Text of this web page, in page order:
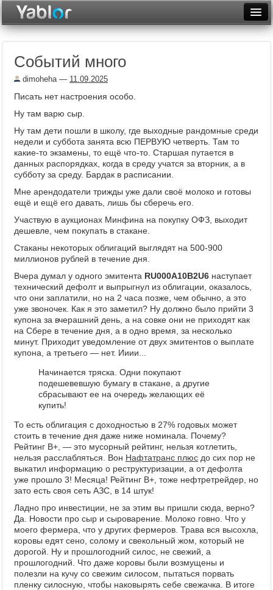
Неделя
Архив
Фототоп
Видеотоп
Событий много
dimoheha— 11.09.2025
Писать нет настроения особо.
Ну там варю сыр.
Ну там дети пошли в школу, где выходные рандомные среди
недели и суббота занята всю ПЕРВУЮ четверть. Там то
какие-то экзамены, то ещё что-то. Старшая путается в
данных распорядках, когда в среду учатся за вторник, а в
субботу за среду. Бардак в расписании.
Мне арендодатели трижды уже дали своё молоко и готовы
ещё и ещё его давать, лишь бы сберечь его.
Участвую в аукционах Минфина на покупку ОФЗ, выходит
дешевле, чем покупать в стакане.
Стаканы некоторых облигаций выглядят на 500-900
миллионов рублей в течение дня.
Вчера думал у одного эмитента RU000A10B2U6 наступает
технический дефолт и выпрыгнул из облигации, оказалось,
что они заплатили, но на 2 часа позже, чем обычно, а это
уже звоночек. Как я это заметил? Ну должно было прийти 3
купона за вчерашний день, а на совке они не приходят как
на Сбере в течение дня, а в одно время, за несколько
минут. Приходит уведомление от двух эмитентов о выплате
купона, а третьего — нет. Ииии...
Начинается тряска. Одни покупают
подешевевшую бумагу в стакане, а другие
сбрасывают ее на очередь желающих её
купить!
То есть облигация с доходностью в 27% годовых может
стоить в течение дня даже ниже номинала. Почему?
Рейтинг В+, — это мусорный рейтинг, нельзя котлетить,
нельзя расслабляться. Вон Нафтатранс плюс до сих пор не
выкатил информацию о реструктуризации, а от дефолта
уже прошло 3! Месяца! Рейтинг В+, тоже нефтретрейдер, но
зато есть своя сеть АЗС, в 14 штук!
Ладно про инвестиции, не за этим вы пришли сюда, верно?
Да. Новости про сыр и сыроварение. Молоко говно. Что у
моего фермера, что у других фермеров. Трава вся высохла,
коровы едят сено, солому и свекольный жом, который не
дорогой. Ну и прошлогодний силос, не свежий, а
прошлогодний. Что даже коровы были возмущены и
полезли на кучу со свежим силосом, пытаться порвать
пленку силосную, чтобы наковырять себе свежачка. В итоге